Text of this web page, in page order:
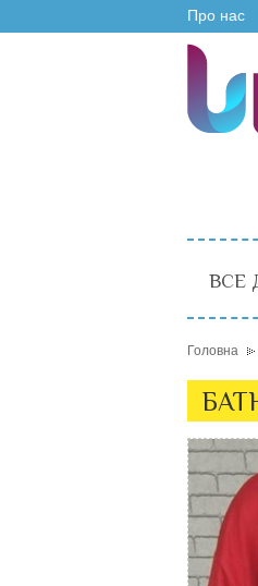
Про нас
ВСЕ
Головна